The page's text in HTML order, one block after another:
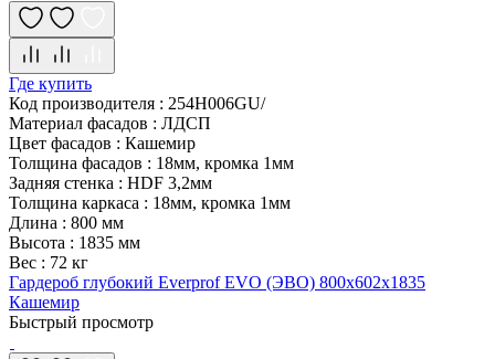
Где купить
Код производителя : 254H006GU/
Материал фасадов : ЛДСП
Цвет фасадов : Кашемир
Толщина фасадов : 18мм, кромка 1мм
Задняя стенка : HDF 3,2мм
Толщина каркаса : 18мм, кромка 1мм
Длина : 800 мм
Высота : 1835 мм
Вес : 72 кг
Гардероб глубокий Everprof EVO (ЭВО) 800х602x1835
Кашемир
Быстрый просмотр